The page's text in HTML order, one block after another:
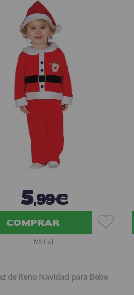
5,99€
COMPRAR
IVA Incl.
de Reno Navidad para Bebe